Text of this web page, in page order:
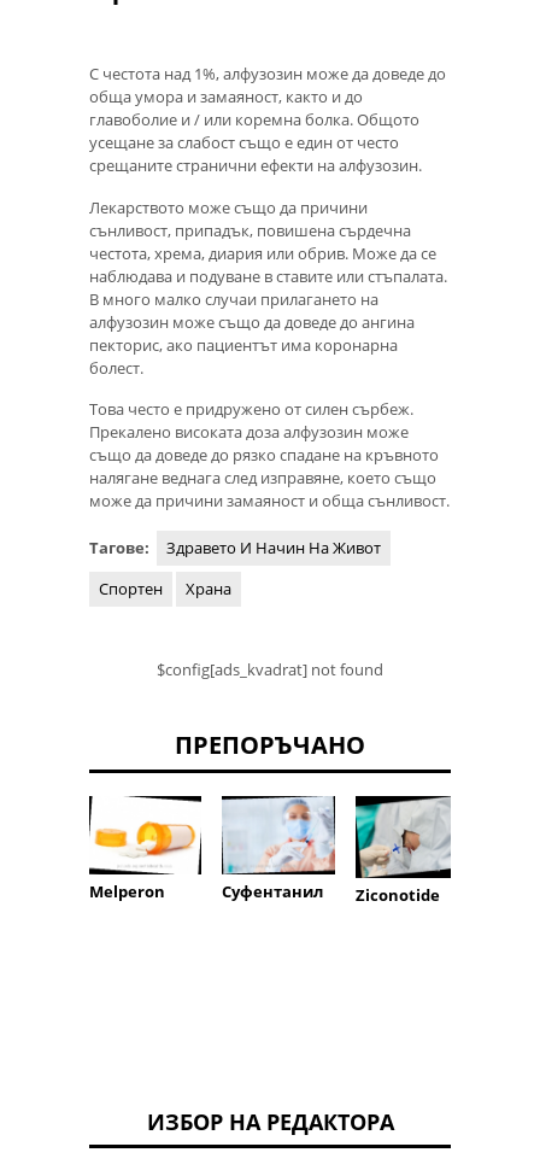
С честота над 1%, алфузозин може да доведе до
обща умора и замаяност, както и до
главоболие и / или коремна болка. Общото
усещане за слабост също е един от често
срещаните странични ефекти на алфузозин.
Лекарството може също да причини
сънливост, припадък, повишена сърдечна
честота, хрема, диария или обрив. Може да се
наблюдава и подуване в ставите или стъпалата.
В много малко случаи прилагането на
алфузозин може също да доведе до ангина
пекторис, ако пациентът има коронарна
болест.
Това често е придружено от силен сърбеж.
Прекалено високата доза алфузозин може
също да доведе до рязко спадане на кръвното
налягане веднага след изправяне, което също
може да причини замаяност и обща сънливост.
Тагове:
Здравето И Начин На Живот
Спортен
Храна
$config[ads_kvadrat] not found
ПРЕПОРЪЧАНО
Melperon Суфентанил Ziconotide
ИЗБОР НА РЕДАКТОРА